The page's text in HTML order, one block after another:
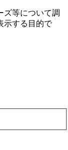
ズ等について調
⽰する⽬的で